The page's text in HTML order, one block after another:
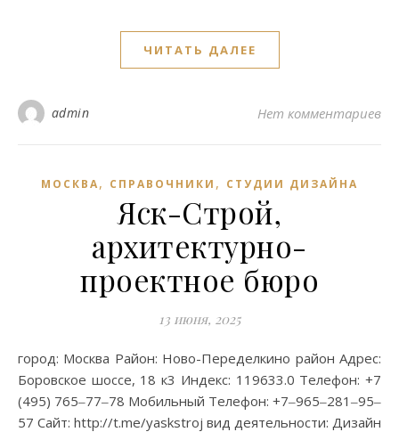
ЧИТАТЬ ДАЛЕЕ
admin Нет комментариев
МОСКВА, СПРАВОЧНИКИ , СТУДИИ ДИЗАЙНА
Яск-Строй,
архитектурно-
проектное бюро
13 июня, 2025
город: Москва Район: Ново-Переделкино район Адрес:
Боровское шоссе, 18 к3 Индекс: 119633.0 Телефон: +7
(495) 765‒77‒78 Мобильный Телефон: +7‒965‒281‒95‒
57 Сайт: http://t.me/yaskstroj вид деятельности: Дизайн